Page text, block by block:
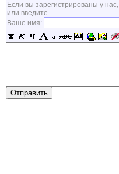
Если вы зарегистрированы у нас,
или введите
Ваше имя: